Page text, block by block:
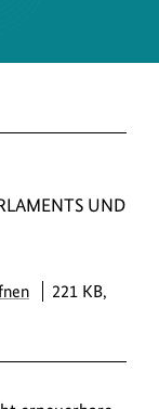
UND
221 KB,